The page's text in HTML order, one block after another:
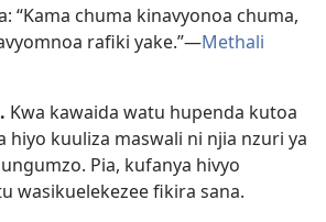
“Kama chuma kinavyonoa chuma,
rafiki yake.”—Methali
Kwa kawaida watu hupenda kutoa
hiyo kuuliza maswali ni njia nzuri ya
Pia, kufanya hivyo
wasikuelekezee fikira sana.